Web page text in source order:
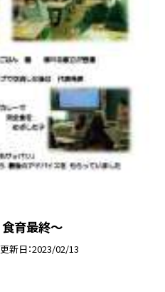
食育最終〜
更新日 2023/02/13